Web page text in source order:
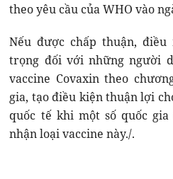
theo yêu cầu của WHO vào
Nếu được chấp thuận,
trọng đối với những người
vaccine Covaxin theo
gia, tạo điều kiện thuận lợi
quốc tế khi một số quốc
nhận loại vaccine này./.